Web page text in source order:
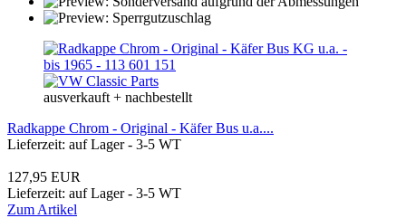
ausverkauft + nachbestellt
Radkappe Chrom - Original - Käfer Bus u.a....
Lieferzeit: auf Lager - 3-5 WT
127,95 EUR
Lieferzeit: auf Lager - 3-5 WT
Zum Artikel